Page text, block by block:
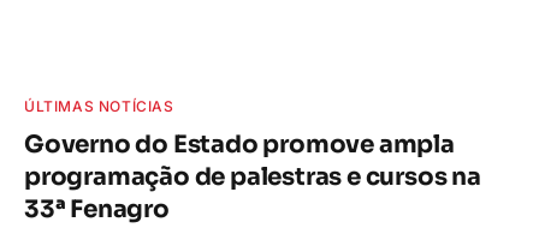
ÚLTIMAS NOTÍCIAS
Governo do Estado promove ampla
programação de palestras e cursos na
33ª Fenagro